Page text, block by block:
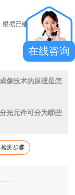
据已建立的预测模型
像技术的原理是怎
光元件可分为哪些
测步骤
在线咨询